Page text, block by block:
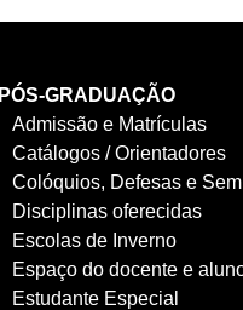
PÓS-GRADUAÇÃO
Admissão e Matrículas
Catálogos / Orientadores
Colóquios, Defesas e
Disciplinas oferecidas
Escolas de Inverno
Espaço do docente e
Estudante Especial